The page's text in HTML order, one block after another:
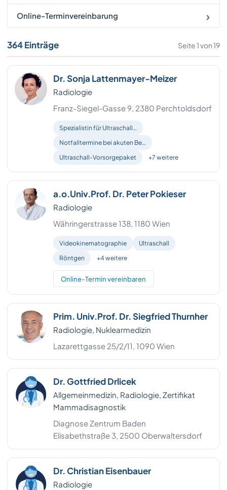
Korneuburg 7
Mödling 7
Steyr (Stadt) 7
Bezirk Bruck-Mürzzuschlag
Bruck a.d. Leitha
Vöcklabruck
Amstetten
Neusiedl am See 4
Waidhofen an der Thaya 4
Waidhofen an der Ybbs (Stadt)
Zwettl
Bezirk Murau
Bezirk Murtal
Bezirk Südoststeiermark
Bezirk Weiz
Freistadt
Online-Terminvereinbarung
364 Einträge Seite 1 von 19
Dr. Sonja Lattenmayer-Meizer
Radiologie
Franz-Siegel-Gasse 9, 2380 Perchtoldsdorf
Spezialistin für Ultraschall…
Notfalltermine bei akuten Be…
Ultraschall-Vorsorgepaket
+7 weitere
a.o.Univ.Prof. Dr. Peter Pokieser
Radiologie
Währingerstrasse 138, 1180 Wien
Videokinematographie
Ultraschall
Röntgen
+4 weitere
Online-Termin vereinbaren
Prim. Univ.Prof. Dr. Siegfried Thurnher
Radiologie, Nuklearmedizin
Lazarettgasse 25/2/11, 1090 Wien
Dr. Gottfried Drlicek
Allgemeinmedizin, Radiologie, Zertifikat
Mammadisagnostik
Diagnose Zentrum Baden
Elisabethstraße 3, 2500 Oberwaltersdorf
Dr. Christian Eisenbauer
Radiologie